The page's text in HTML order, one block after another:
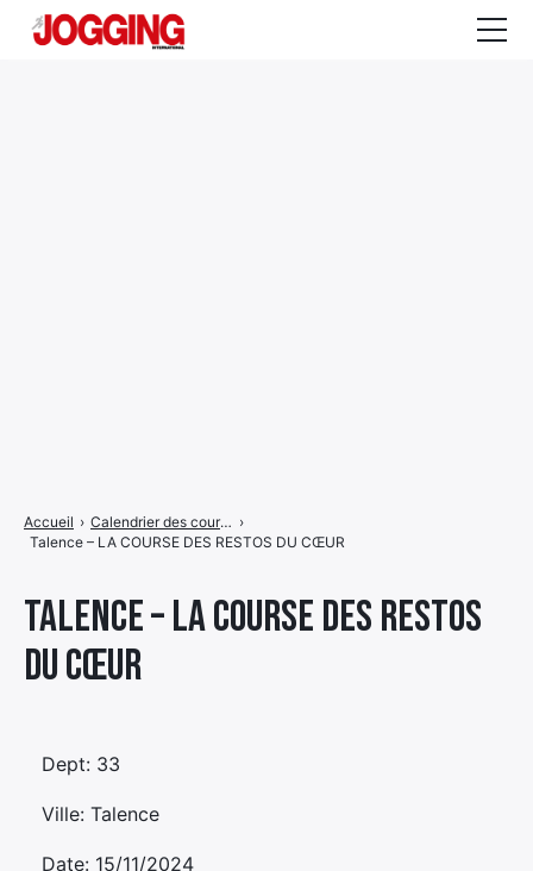
Talence – LA COURSE DES RESTOS
DU CŒUR
Accueil › Calendrier des courses ›
Talence – LA COURSE DES RESTOS DU CŒUR
Dept: 33
Ville: Talence
Date: 15/11/2024
de
menu
Élément
de
Élément
de